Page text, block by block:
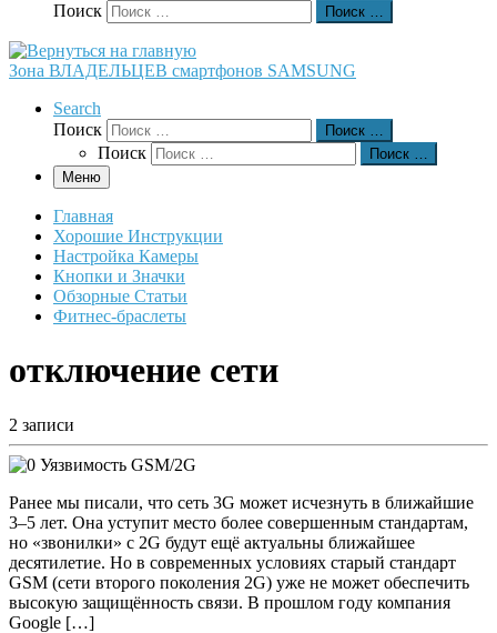
Поиск
Поиск …
Зона ВЛАДЕЛЬЦЕВ смартфонов SAMSUNG
Search
Поиск
Поиск …
Поиск
Поиск …
Меню
Главная
Хорошие Инструкции
Настройка Камеры
Кнопки и Значки
Обзорные Статьи
Фитнес-браслеты
отключение сети
2 записи
Ранее мы писали, что сеть 3G может исчезнуть в ближайшие
3–5 лет. Она уступит место более совершенным стандартам,
но «звонилки» с 2G будут ещё актуальны ближайшее
десятилетие. Но в современных условиях старый стандарт
GSM (сети второго поколения 2G) уже не может обеспечить
высокую защищённость связи. В прошлом году компания
Google […]